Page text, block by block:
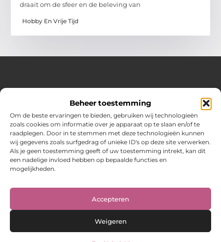
Beheer toestemming
Om de beste ervaringen te bieden, gebruiken wij technologieën
zoals cookies om informatie over je apparaat op te slaan en/of te
raadplegen. Door in te stemmen met deze technologieën kunnen
wij gegevens zoals surfgedrag of unieke ID's op deze site verwerken.
Als je geen toestemming geeft of uw toestemming intrekt, kan dit
een nadelige invloed hebben op bepaalde functies en
mogelijkheden.
Accepteren
Weigeren
draait om de sfeer en de beleving van
Hobby En Vrije Tijd
Jouw bron voor inspiratie en praktische tips voor het
dagelijks leven.
Verken een gevarieerde selectie blogs en artikelen boordevol
handige adviezen en verrassende inzichten om elke dag
optimaal te benutten.
Bericht categorie